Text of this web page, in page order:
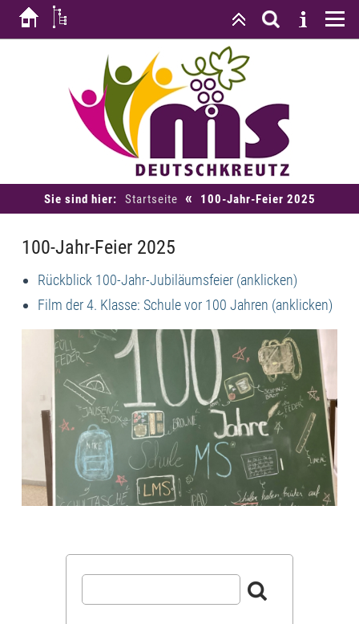
Sie sind hier: Startseite « 100-Jahr-Feier 2025
100-Jahr-Feier 2025
Rückblick 100-Jahr-Jubiläumsfeier (anklicken)
Film der 4. Klasse: Schule vor 100 Jahren (anklicken)